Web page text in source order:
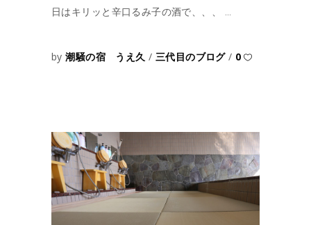
日はキリッと辛口るみ子の酒で、、、
by潮騒の宿 うえ久 三代目のブログ 0